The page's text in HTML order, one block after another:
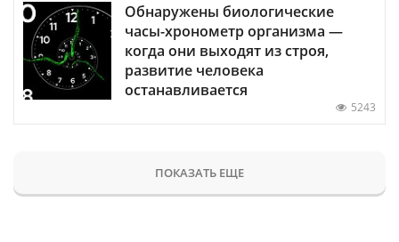
Обнаружены биологические
часы-хронометр организма —
когда они выходят из строя,
развитие человека
останавливается
5243
ПОКАЗАТЬ ЕЩЕ